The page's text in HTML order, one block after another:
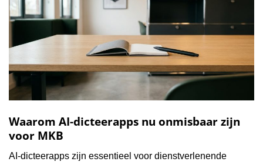
Waarom AI-dicteerapps nu onmisbaar zijn
voor MKB
AI-dicteerapps zijn essentieel voor dienstverlenende